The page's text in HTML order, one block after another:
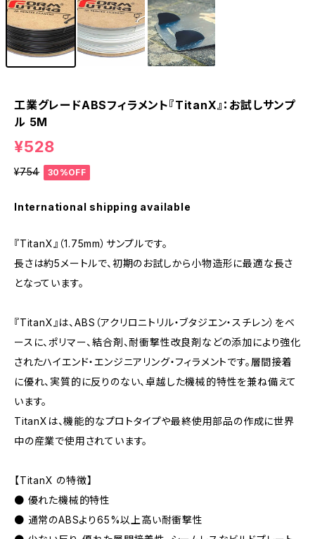
工業グレードABSフィラメント『TitanX』：お試しサンプ
ル 5M
¥528
¥754 30%OFF
International shipping available
『TitanX』（1.75mm）サンプルです。
長さは約5メートルで、初期のお試しから小物造形に最適な長さ
となっています。
『TitanX』は、ABS（アクリロニトリル・ブタジエン・スチレン）をベ
ースに、ポリマー、結合剤、耐衝撃性改良剤などの添加により強化
されたハイエンド・エンジニアリング・フィラメントです。層間接着
に優れ、実質的に反りのない、卓越した機械的特性を兼ね備えて
います。
TitanXは、機能的なプロトタイプや最終使用部品の作成に世界
中の産業で使用されています。
【TitanX の特徴】
● 優れた機械的特性
● 通常のABSより65%以上高い耐衝撃性